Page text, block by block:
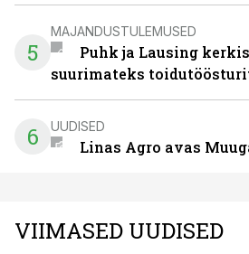
5
MAJANDUSTULEMUSED
Puhk ja Lausing
suurimateks
6 UUDISED
Linas Agro avas
VIIMASED UUDISED